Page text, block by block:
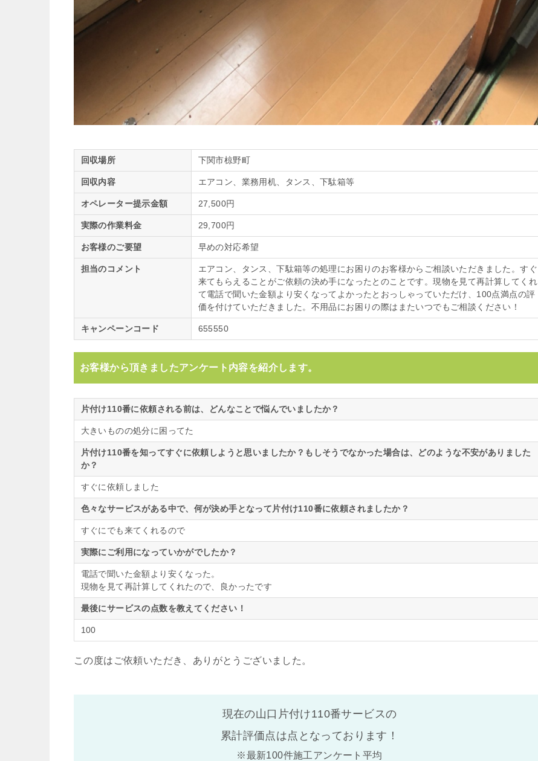
回収場所 下関市椋野町
回収内容 エアコン、業務用机、タンス、下駄箱等
オペレーター提示金額 27,500円
実際の作業料金 29,700円
お客様のご要望 早めの対応希望
担当のコメント
エアコン、タンス、下駄箱等の処理にお困りのお客様からご相談いただきました。すぐ
来てもらえることがご依頼の決め手になったとのことです。現物を見て再計算してくれ
て電話で聞いた金額より安くなってよかったとおっしゃっていただけ、100点満点の評
価を付けていただきました。不用品にお困りの際はまたいつでもご相談ください！
キャンペーンコード 655550
お客様から頂きましたアンケート内容を紹介します。
片付け110番に依頼される前は、どんなことで悩んでいましたか？
大きいものの処分に困ってた
片付け110番を知ってすぐに依頼しようと思いましたか？もしそうでなかった場合は、どのような不安がありました
か？
すぐに依頼しました
色々なサービスがある中で、何が決め手となって片付け110番に依頼されましたか？
すぐにでも来てくれるので
実際にご利用になっていかがでしたか？
電話で聞いた金額より安くなった。
現物を見て再計算してくれたので、良かったです
最後にサービスの点数を教えてください！
100
この度はご依頼いただき、ありがとうございました。
現在の山口片付け110番サービスの
累計評価点は点となっております！
※最新100件施工アンケート平均